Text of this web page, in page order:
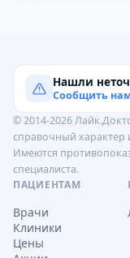
Нашли
Сообщить
© 2014-2026
справочный характер
Имеются
специалиста.
ПАЦИЕНТАМ
Врачи
Клиники
Цены